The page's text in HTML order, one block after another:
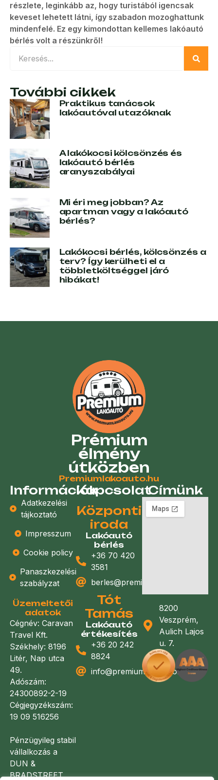
részlete, leginkább az, hogy turistából igencsak
keveset lehetett látni, így szabadon mozoghattunk
mindenfelé. Ez egy kimondottan kellemes lakóautó
bérlés volt a részünkről!
További cikkek
Praktikus tanácsok
lakóautóval utazóknak
A lakókocsi kölcsönzés és
lakóautó bérlés
aranyszabályai
Mi éri meg jobban? Az
apartman vagy a lakóautó
bérlés?
Lakókocsi bérlés, kölcsönzés a
terv? Így kerülheti el a
többletköltséggel járó
hibákat!
Prémium
élmény
útközben
Premiumlakoauto.hu
Információk
Adatkezelési
tájkoztató
Impresszum
Cookie policy
Panaszkezelési
szabályzat
Üzemeltetői
adatok
Cégnév: Caravan
Travel Kft.
Székhely: 8196
Litér, Nap utca
49.
Adószám:
24300892-2-19
Cégjegyzékszám:
19 09 516256
Pénzügyileg stabil
vállalkozás a
DUN &
BRADSTREET
Kapcsolat
Központi
iroda
Lakóautó
bérlés
+36 70 420
3581
berles@premiumlakoauto.hu
Tót
Tamás
Lakóautó
értékesítés
+36 20 242
8824
info@premiumlakoauto.hu
Címünk
8200
Veszprém,
Aulich Lajos
u. 7.